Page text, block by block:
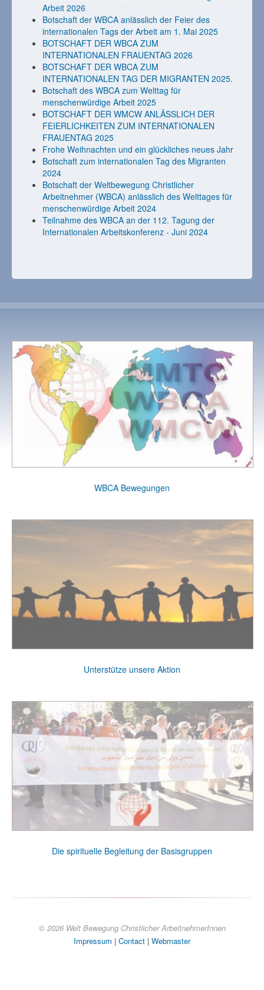
Arbeit 2026
Botschaft der WBCA anlässlich der Feier des
internationalen Tags der Arbeit am 1. Mai 2025
BOTSCHAFT DER WBCA ZUM
INTERNATIONALEN FRAUENTAG 2026
BOTSCHAFT DER WBCA ZUM
INTERNATIONALEN TAG DER MIGRANTEN 2025.
Botschaft des WBCA zum Welttag für
menschenwürdige Arbeit 2025
BOTSCHAFT DER WMCW ANLÄSSLICH DER
FEIERLICHKEITEN ZUM INTERNATIONALEN
FRAUENTAG 2025
Frohe Weihnachten und ein glückliches neues Jahr
Botschaft zum internationalen Tag des Migranten
2024
Botschaft der Weltbewegung Christlicher
Arbeitnehmer (WBCA) anlässlich des Welttages für
menschenwürdige Arbeit 2024
Teilnahme des WBCA an der 112. Tagung der
Internationalen Arbeitskonferenz - Juni 2024
WBCA Bewegungen
Unterstütze unsere Aktion
Die spirituelle Begleitung der Basisgruppen
© 2026 Welt Bewegung Christlicher ArbeitnehmerInnen
Impressum | Contact | Webmaster